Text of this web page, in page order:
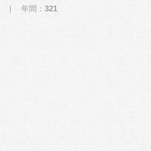
| 年間： 321